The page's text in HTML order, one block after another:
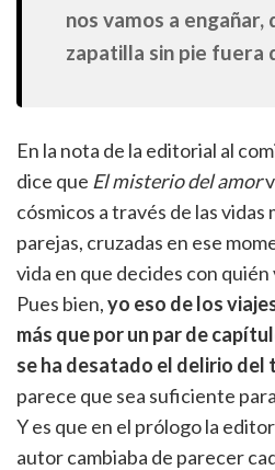
nos vamos a engañar,
zapatilla sin pie fuera
En la nota de la editorial al
dice que El misterio del amor
cósmicos a través de las vidas
parejas, cruzadas en ese
vida en que decides con quién
Pues bien,yo eso de los
más que por un par de
se ha desatado el delirio del
parece que sea suficiente
Y es que en el prólogo la
autor cambiaba de parecer